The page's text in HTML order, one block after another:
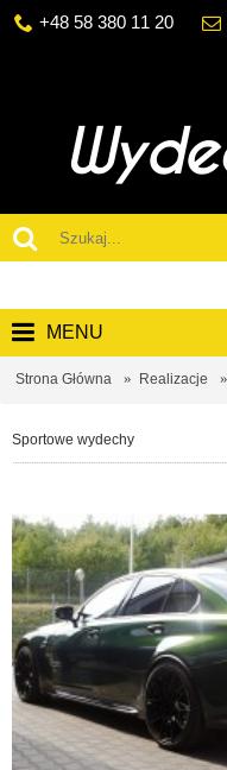
+48 58 380 11 20
MENU
Strona Główna Realizacje
Sportowe wydechy